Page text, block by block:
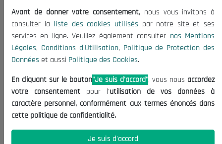
Conditions d'Utilisation
Politique de Protection des Données
Politique des Cookies
Nous Contacter
(+213) 021 98 01 00|01|02
contact@cnese.dz
Suggestions ou Initiatives ?
Newsletter
dernières nouvelles.
Avant de donner votre consentement, nous vous invitons à
consulter la liste des cookies utilisés par notre site et ses
services en ligne. Veuillez également consulter nos Mentions
Légales, Conditions d'Utilisation, Politique de Protection des
Données et aussi Politique des Cookies.
En cliquant sur le bouton"Je suis d'accord", vous nous accordez
votre consentement pour l'utilisation de vos données à
caractère personnel, conformément aux termes énoncés dans
cette politique de confidentialité.
Je suis d'accord